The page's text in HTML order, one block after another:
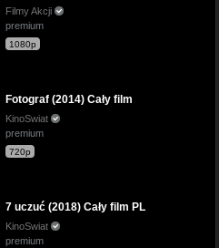
Filmy Akcji
premium
1080p
Fotograf (2014) Cały film
KinoSwiat
premium
720p
7 uczuć (2018) Cały film PL
KinoSwiat
premium